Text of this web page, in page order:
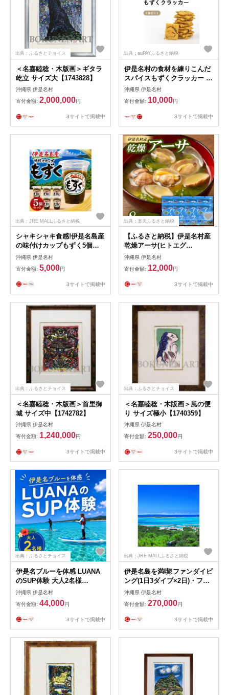
出典：ふるさとチョイス
＜名嘉睦稔・木版画＞ギタラ
屹立 サイズ大【1743828】
沖縄県 伊是名村
寄付金額: 2,000,000円
3サイトで掲載中
出典：auPAYふるさと納税
伊是名村の食材を練りこんだ
スパイスもずくクラッカー 4
袋(1袋60g)【1693551】
沖縄県 伊是名村
寄付金額: 10,000円
3サイトで掲載中
出典：JRE MALLふるさと納税
シャキシャキ食感!伊是名島産
の味付けカップもずく5個セ
ット【1742843】
沖縄県 伊是名村
寄付金額: 5,000円
3サイトで掲載中
出典：楽天ふるさと納税
【ふるさと納税】伊是名村産
乾燥アーサ(ヒトエグ
サ)10g×8袋【1657808】
沖縄県 伊是名村
寄付金額: 12,000円
3サイトで掲載中
出典：ふるさとチョイス
＜名嘉睦稔・木版画＞首里御
城 サイズ中【1742782】
沖縄県 伊是名村
寄付金額: 1,240,000円
3サイトで掲載中
出典：ふるさとチョイス
＜名嘉睦稔・木版画＞風の便
り サイズ極小【1740359】
沖縄県 伊是名村
寄付金額: 250,000円
3サイトで掲載中
出典：ふるさとチョイス
伊是名ブルーを体感 LUANA
のSUP体験 大人2名様
【1738218】
沖縄県 伊是名村
寄付金額: 44,000円
3サイトで掲載中
出典：JRE MALLふるさと納税
伊是名島を満喫!ファンダイビ
ング(1日3ダイブ×2日)・フェ
リー往復・宿泊券(2食付き3泊
4日)【1706985】
沖縄県 伊是名村
寄付金額: 270,000円
3サイトで掲載中